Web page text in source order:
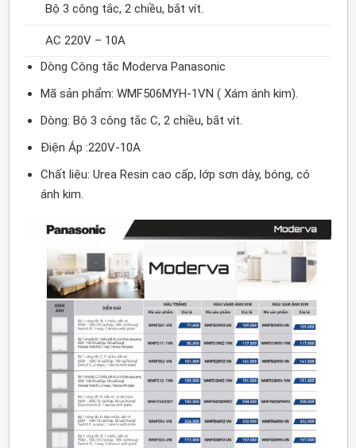
Bộ 3 công tắc, 2 chiều, bắt vít.
AC 220V – 10A
Dòng Công tắc Moderva Panasonic
Mã sản phẩm: WMF506MYH‑1VN ( Xám ánh kim).
Dòng: Bộ 3 công tắc C, 2 chiều, bắt vít.
Điện Áp :220V-10A
Chất liệu: Urea Resin cao cấp, lớp sơn dày, bóng, có
ánh kim.